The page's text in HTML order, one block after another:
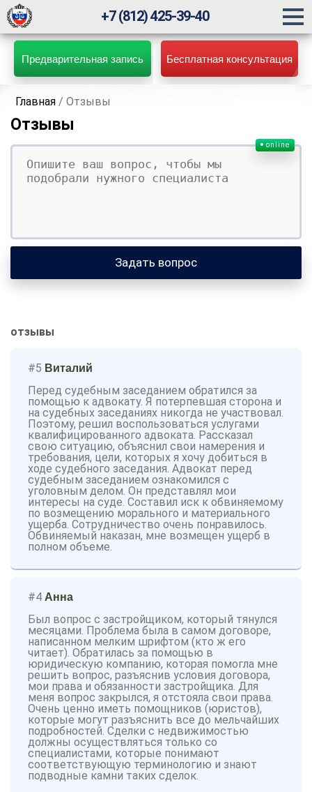
Предварительная запись Бесплатная консультация
+7 (812) 425-39-40
Главная /Отзывы
Отзывы
Ваш вопрос
Ваше имя
Ваши контакты
online
Задать вопрос
отзывы
#5 Виталий
Перед судебным заседанием обратился за
помощью к адвокату. Я потерпевшая сторона и
на судебных заседаниях никогда не участвовал.
Поэтому, решил воспользоваться услугами
квалифицированного адвоката. Рассказал
свою ситуацию, объяснил свои намерения и
требования, цели, которых я хочу добиться в
ходе судебного заседания. Адвокат перед
судебным заседанием ознакомился с
уголовным делом. Он представлял мои
интересы на суде. Составил иск к обвиняемому
по возмещению морального и материального
ущерба. Сотрудничество очень понравилось.
Обвиняемый наказан, мне возмещен ущерб в
полном объеме.
#4 Анна
Был вопрос с застройщиком, который тянулся
месяцами. Проблема была в самом договоре,
написанном мелким шрифтом (кто ж его
читает). Обратилась за помощью в
юридическую компанию, которая помогла мне
решить вопрос, разъяснив условия договора,
мои права и обязанности застройщика. Для
меня вопрос закрылся, я отстояла свои права.
Очень ценно иметь помощников (юристов),
которые могут разъяснить все до мельчайших
подробностей. Сделки с недвижимостью
должны осуществляться только со
специалистами, которые понимают
соответствующую терминологию и знают
подводные камни таких сделок.